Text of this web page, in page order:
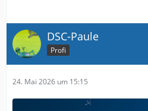
DSC-Paule
Profi
24. Mai 2026 um 15:15